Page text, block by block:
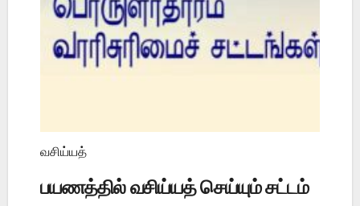
வசிய்யத்
பயணத்தில் வசிய்யத் செய்யும் சட்டம்